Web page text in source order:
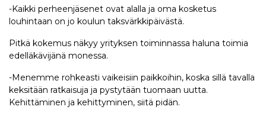
-Kaikki perheenjäsenet ovat alalla ja oma kosketus
louhintaan on jo koulun taksvärkkipäivästä.
Pitkä kokemus näkyy yrityksen toiminnassa haluna toimia
edelläkävijänä monessa.
-Menemme rohkeasti vaikeisiin paikkoihin, koska sillä tavalla
keksitään ratkaisuja ja pystytään tuomaan uutta.
Kehittäminen ja kehittyminen, siitä pidän.